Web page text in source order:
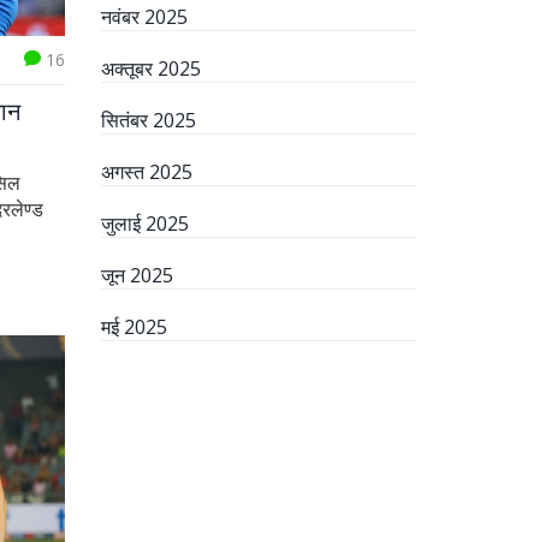
16
नवंबर 2025
अक्तूबर 2025
सितंबर 2025
अगस्त 2025
जुलाई 2025
जून 2025
मई 2025